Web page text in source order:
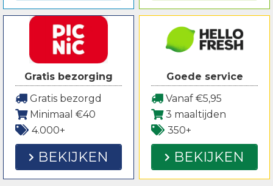
Gratis bezorging
Gratis bezorgd
Minimaal €40
4.000+
BEKIJKEN
Goede service
Vanaf €5,95
3 maaltijden
350+
BEKIJKEN